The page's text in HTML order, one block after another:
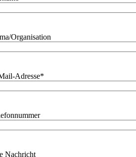
Organisation
Adresse*
Nachricht